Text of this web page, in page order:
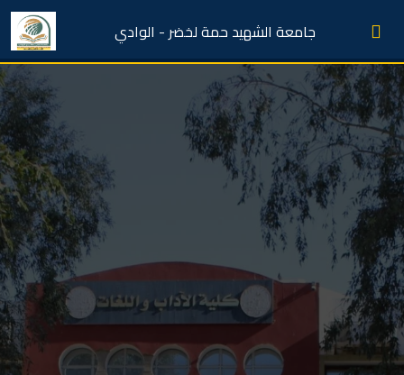
جامعة الشهيد حمة لخضر - الوادي